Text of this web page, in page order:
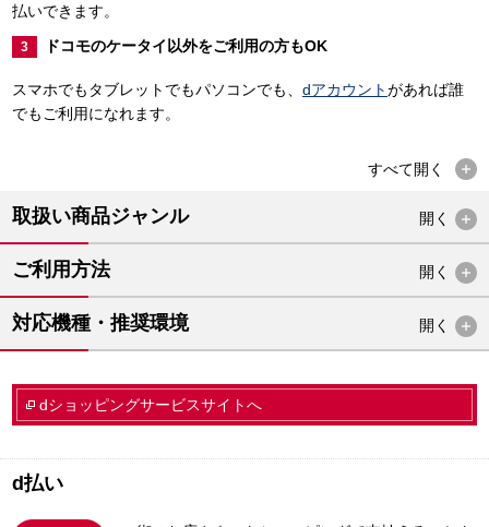
払いできます。
3 ドコモのケータイ以外をご利用の方もOK
スマホでもタブレットでもパソコンでも、 dアカウントがあれば誰
でもご利用になれます。
すべて開く
取扱い商品ジャンル 開く
ご利用方法 開く
対応機種・推奨環境 開く
dショッピングサービスサイトへ
d払い